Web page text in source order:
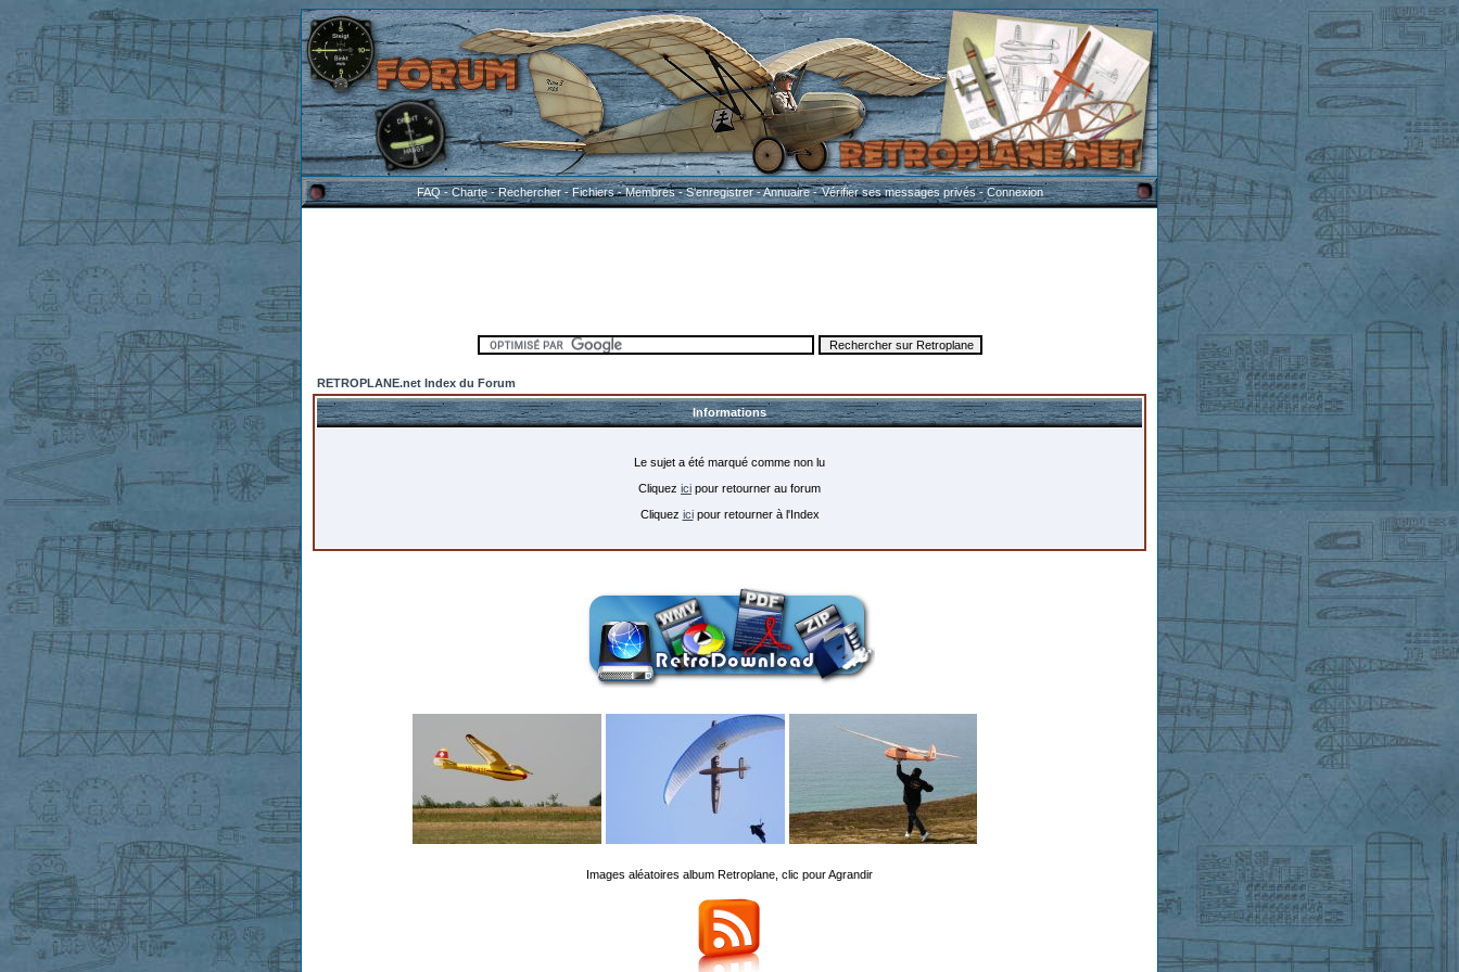
FAQ-Charte-Rechercher-Fichiers-Membres-S'enregistrer-Annuaire-Vérifier ses messages privés-Connexion
RETROPLANE.net Index du Forum
Informations
Le sujet a été marqué comme non lu
Cliquez ici pour retourner au forum
Cliquez icipour retourner à l'Index
Images aléatoires album Retroplane, clic pour Agrandir